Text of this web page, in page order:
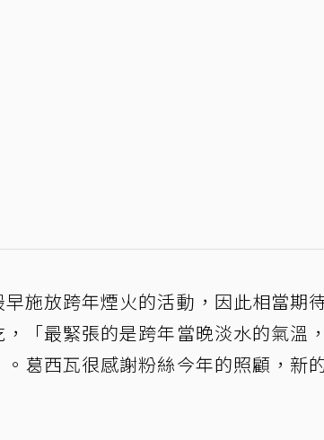
施放跨年煙火的活動，因此相當期
「最緊張的是跨年當晚淡水的氣溫
葛西瓦很感謝粉絲今年的照顧，新